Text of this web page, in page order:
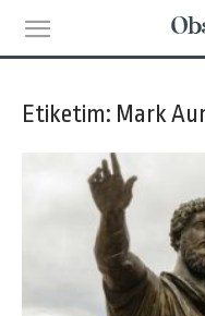
Etiketim: Mark